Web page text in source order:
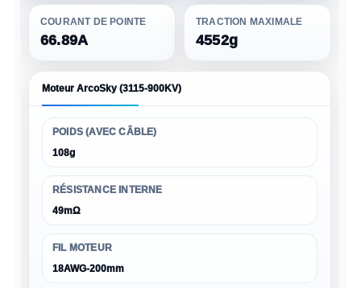
COURANT DE POINTE
66.89A
TRACTION MAXIMALE
4552g
Moteur ArcoSky (3115-900KV)
POIDS (AVEC CÂBLE)
108g
RÉSISTANCE INTERNE
49mΩ
FIL MOTEUR
18AWG-200mm